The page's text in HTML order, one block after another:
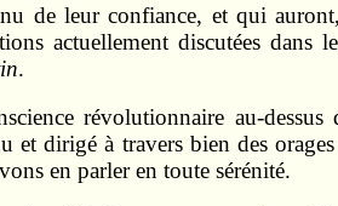
de leur confiance, et qui
actuellement discutées dans
.
révolutionnaire au-dessus
dirigé à travers bien des
en parler en toute sérénité.